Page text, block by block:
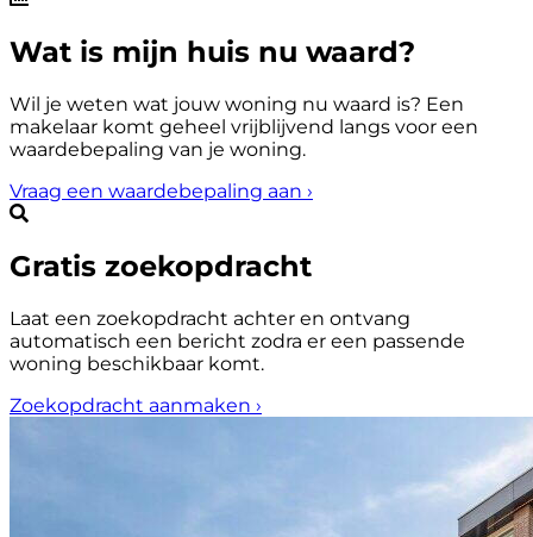
Wat is mijn huis nu waard?
Wil je weten wat jouw woning nu waard is? Een
makelaar komt geheel vrijblijvend langs voor een
waardebepaling van je woning.
Vraag een waardebepaling aan ›
Gratis zoekopdracht
Laat een zoekopdracht achter en ontvang
automatisch een bericht zodra er een passende
woning beschikbaar komt.
Zoekopdracht aanmaken ›